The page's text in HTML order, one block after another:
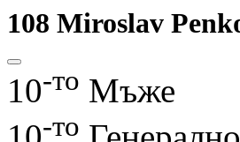
108 Miroslav
10-то Мъже
-то